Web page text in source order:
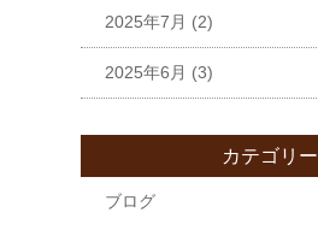
2025年7月 (2)
2025年6月 (3)
カテゴリー
ブログ